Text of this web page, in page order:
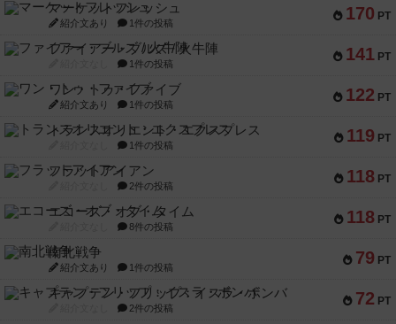
170 PT
マーケットフレッシュ
紹介文あり 1件の投稿
141 PT
ファイアー・ブルズ / 火牛陣
1件の投稿
122 PT
ワン・トゥ・ファイブ
紹介文あり 1件の投稿
119 PT
トランスオリエント・エクスプレス
1件の投稿
118 PT
フラットアイアン
2件の投稿
118 PT
エコーズ・オブ・タイム
8件の投稿
79 PT
南北戦争
紹介文あり 1件の投稿
72 PT
キャプテン・フリップ：イスラ・ボンバ
2件の投稿